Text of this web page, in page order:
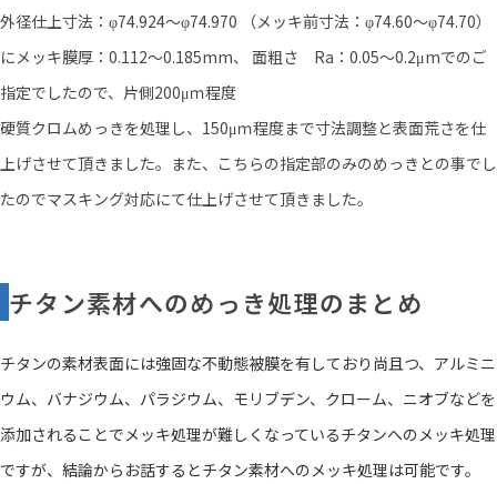
外径仕上寸法：φ74.924～φ74.970 （メッキ前寸法：φ74.60～φ74.70）
にメッキ膜厚：0.112～0.185mm、 面粗さ Ra：0.05～0.2μmでのご
指定でしたので、片側200μｍ程度
硬質クロムめっきを処理し、150μｍ程度まで寸法調整と表面荒さを仕
上げさせて頂きました。また、こちらの指定部のみのめっきとの事でし
たのでマスキング対応にて仕上げさせて頂きました。
チタン素材へのめっき処理のまとめ
チタンの素材表面には強固な不動態被膜を有しており尚且つ、アルミニ
ウム、バナジウム、パラジウム、モリブデン、クローム、ニオブなどを
添加されることでメッキ処理が難しくなっているチタンへのメッキ処理
ですが、結論からお話するとチタン素材へのメッキ処理は可能です。